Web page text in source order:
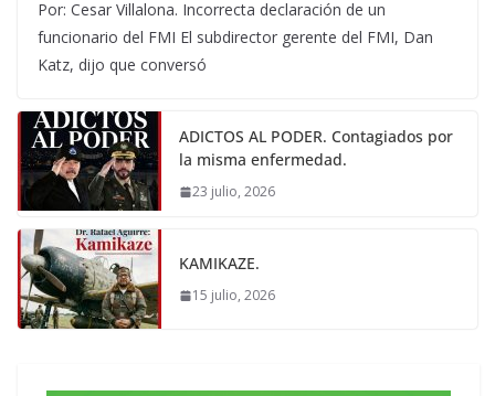
Por: Cesar Villalona. Incorrecta declaración de un
funcionario del FMI El subdirector gerente del FMI, Dan
Katz, dijo que conversó
ADICTOS AL PODER. Contagiados por
la misma enfermedad.
23 julio, 2026
KAMIKAZE.
15 julio, 2026